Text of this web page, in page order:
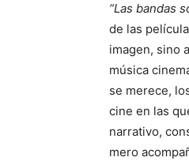
“Las bandas
de las
imagen, sino
música
se merece,
cine en las
narrativo,
mero